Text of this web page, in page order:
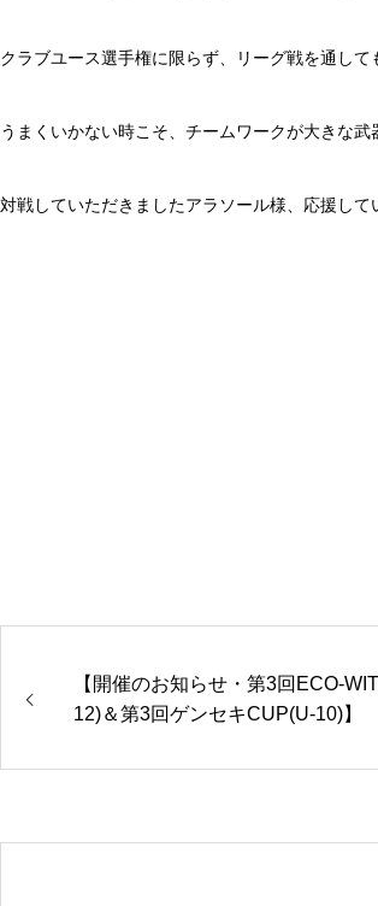
クラブユース選手権に限らず、リーグ戦を通し
うまくいかない時こそ、チームワークが大きな武
対戦していただきましたアラソール様、応援し
【開催のお知らせ・第3回ECO-
12)＆第3回ゲンセキCUP(U-10)】